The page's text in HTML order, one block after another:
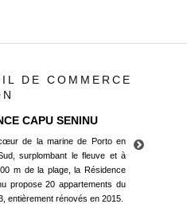
DE COMMERCE
CAPU SENINU
de la marine de Porto en
surplombant le fleuve et à
m de la plage, la Résidence
propose 20 appartements du
entièrement rénovés en 2015.